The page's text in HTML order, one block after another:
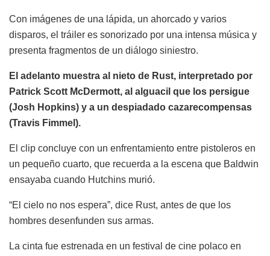
Con imágenes de una lápida, un ahorcado y varios
disparos, el tráiler es sonorizado por una intensa música y
presenta fragmentos de un diálogo siniestro.
El adelanto muestra al nieto de Rust, interpretado por
Patrick Scott McDermott, al alguacil que los persigue
(Josh Hopkins) y a un despiadado cazarecompensas
(Travis Fimmel).
El clip concluye con un enfrentamiento entre pistoleros en
un pequeño cuarto, que recuerda a la escena que Baldwin
ensayaba cuando Hutchins murió.
“El cielo no nos espera”, dice Rust, antes de que los
hombres desenfunden sus armas.
La cinta fue estrenada en un festival de cine polaco en